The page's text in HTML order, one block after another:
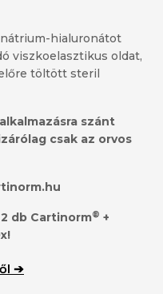
nátrium-hialuronátot
viszkoelasztikus oldat,
töltött steril
szánt
csak az orvos
2 db Cartinorm® +
➔